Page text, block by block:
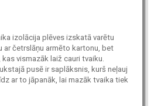
izolācija plēves izskatā varētu
ar četrslāņu armēto kartonu, bet
vismazāk laiž cauri tvaiku.
pusē ir saplāksnis, kurš neļauj
ar to jāpanāk, lai mazāk tvaika tiek